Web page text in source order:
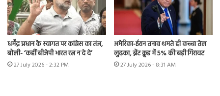
धर्मेंद्र प्रधान के स्वागत पर कांग्रेस का तंज,
बोली- ‘कहीं बीजेपी भारत रत्न न दे दे’
27 July 2026 - 2:32 PM
अमेरिका-ईरान तनाव थमते ही कच्चा तेल
लुढ़का, ब्रेंट क्रूड में 5% की बड़ी गिरावट
27 July 2026 - 8:31 AM